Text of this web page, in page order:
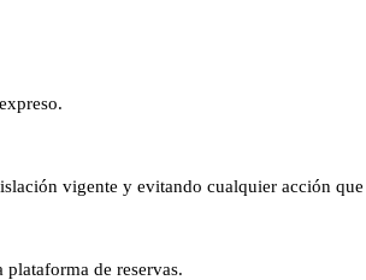
vigente y evitando cualquier acción
de reservas.